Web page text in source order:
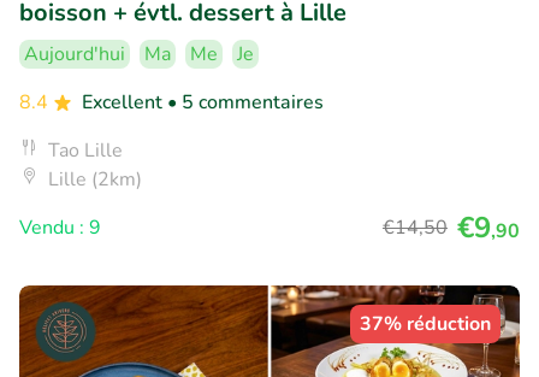
boisson + évtl. dessert à Lille
Aujourd'hui Ma Me
Je
8.4
Excellent • 5 commentaires
Tao Lille
Lille (2km)
Vendu : 9
€14,50 €9,90
37% réduction